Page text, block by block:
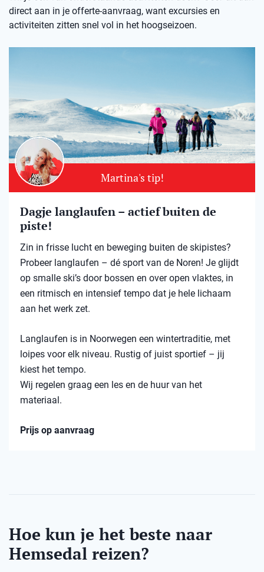
direct aan in je offerte-aanvraag, want excursies en
activiteiten zitten snel vol in het hoogseizoen.
Martina's tip!
Dagje langlaufen – actief buiten de
piste!
Zin in frisse lucht en beweging buiten de skipistes?
Probeer langlaufen – dé sport van de Noren! Je glijdt
op smalle ski’s door bossen en over open vlaktes, in
een ritmisch en intensief tempo dat je hele lichaam
aan het werk zet.
Langlaufen is in Noorwegen een wintertraditie, met
loipes voor elk niveau. Rustig of juist sportief – jij
kiest het tempo.
Wij regelen graag een les en de huur van het
materiaal.
Prijs op aanvraag
Hoe kun je het beste naar
Hemsedal reizen?